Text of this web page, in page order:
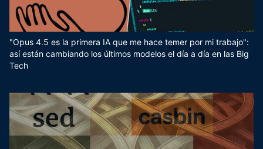
"Opus 4.5 es la primera IA que me hace temer por mi trabajo":
así están cambiando los últimos modelos el día a día en las Big
Tech